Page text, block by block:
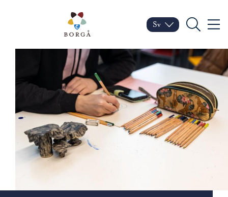
Porvoo – Gå till
Byt språk
Nuvarande språk:
Sv
Sök Meny